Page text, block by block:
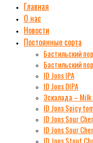
Главная
О нас
Новости
Постоянные сорта
Бастильский
Бастильский
ID Jons IPA
ID Jons DIPA
Эскалада – Milk
ID Jons Spicy
ID Jons Sour
ID Jons Sour
ID Jons Stout